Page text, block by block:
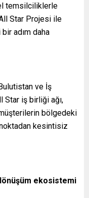
temsilciliklerle
Star Projesi ile
adım daha
ve İş
Star iş birliği ağı,
bölgedeki
kesintisiz
ekosistemi